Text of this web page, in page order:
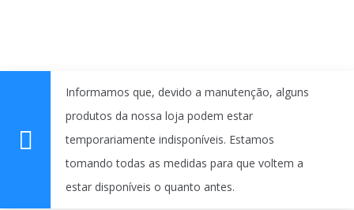
Informamos que, devido a manutenção, alguns
produtos da nossa loja podem estar
temporariamente indisponíveis. Estamos
tomando todas as medidas para que voltem a
estar disponíveis o quanto antes.